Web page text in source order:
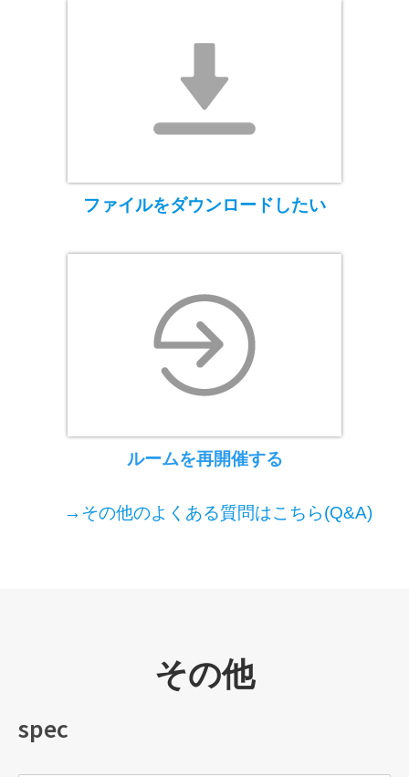
ファイルをダウンロードしたい
ルームを再開催する
→その他のよくある質問はこちら(Q&A)
その他
spec